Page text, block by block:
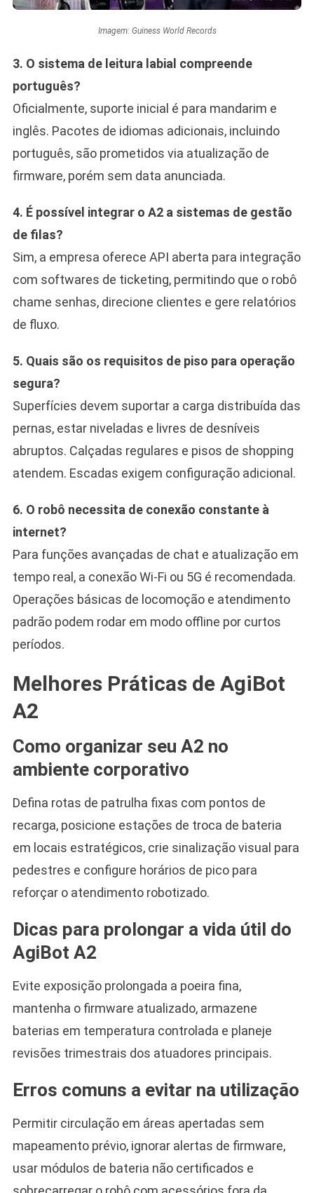
Imagem: Guiness World Records
3. O sistema de leitura labial compreende
português?
Oficialmente, suporte inicial é para mandarim e
inglês. Pacotes de idiomas adicionais, incluindo
português, são prometidos via atualização de
firmware, porém sem data anunciada.
4. É possível integrar o A2 a sistemas de gestão
de filas?
Sim, a empresa oferece API aberta para integração
com softwares de ticketing, permitindo que o robô
chame senhas, direcione clientes e gere relatórios
de fluxo.
5. Quais são os requisitos de piso para operação
segura?
Superfícies devem suportar a carga distribuída das
pernas, estar niveladas e livres de desníveis
abruptos. Calçadas regulares e pisos de shopping
atendem. Escadas exigem configuração adicional.
6. O robô necessita de conexão constante à
internet?
Para funções avançadas de chat e atualização em
tempo real, a conexão Wi-Fi ou 5G é recomendada.
Operações básicas de locomoção e atendimento
padrão podem rodar em modo offline por curtos
períodos.
Melhores Práticas de AgiBot
A2
Como organizar seu A2 no
ambiente corporativo
Defina rotas de patrulha fixas com pontos de
recarga, posicione estações de troca de bateria
em locais estratégicos, crie sinalização visual para
pedestres e configure horários de pico para
reforçar o atendimento robotizado.
Dicas para prolongar a vida útil do
AgiBot A2
Evite exposição prolongada a poeira fina,
mantenha o firmware atualizado, armazene
baterias em temperatura controlada e planeje
revisões trimestrais dos atuadores principais.
Erros comuns a evitar na utilização
Permitir circulação em áreas apertadas sem
mapeamento prévio, ignorar alertas de firmware,
usar módulos de bateria não certificados e